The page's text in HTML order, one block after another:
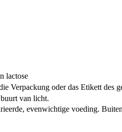
lactose
Verpackung oder das Etikett des
van licht.
evenwichtige voeding.